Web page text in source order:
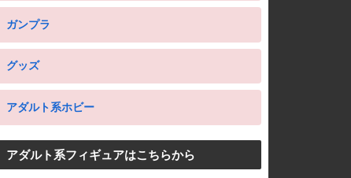
ガンプラ
グッズ
アダルト系ホビー
アダルト系フィギュアはこちらから